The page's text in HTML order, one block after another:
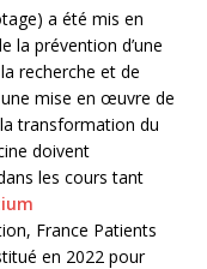
a été mis en
la prévention d’une
recherche et de
mise en œuvre de
transformation du
doivent
les cours tant
France Patients
en 2022 pour